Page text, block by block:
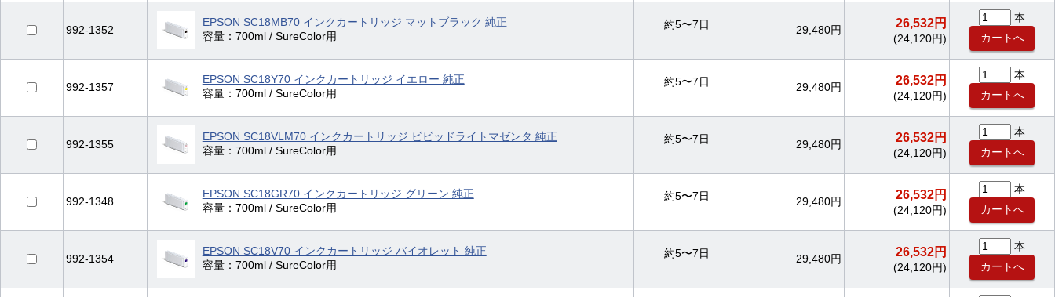
992-1352
EPSON SC18MB70 インクカートリッジ マットブラック 純正
容量：700ml / SureColor用
約5〜7日 29,480円
26,532円
(24,120円)
本
992-1357
EPSON SC18Y70 インクカートリッジ イエロー 純正
容量：700ml / SureColor用
約5〜7日 29,480円
26,532円
(24,120円)
本
992-1355
EPSON SC18VLM70 インクカートリッジ ビビッドライトマゼンタ 純正
容量：700ml / SureColor用
約5〜7日 29,480円
26,532円
(24,120円)
本
992-1348
EPSON SC18GR70 インクカートリッジ グリーン 純正
容量：700ml / SureColor用
約5〜7日 29,480円
26,532円
(24,120円)
本
992-1354
EPSON SC18V70 インクカートリッジ バイオレット 純正
容量：700ml / SureColor用
約5〜7日 29,480円
26,532円
(24,120円)
本